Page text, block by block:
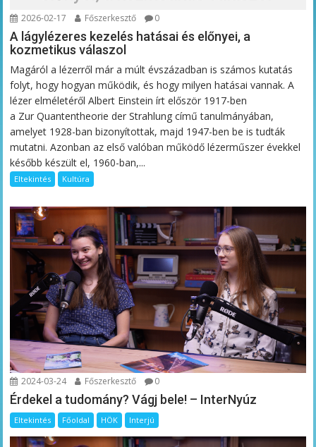
2026-02-17 Főszerkesztő 0
A lágylézeres kezelés hatásai és előnyei, a
kozmetikus válaszol
Magáról a lézerről már a múlt évszázadban is számos kutatás
folyt, hogy hogyan működik, és hogy milyen hatásai vannak. A
lézer elméletéről Albert Einstein írt először 1917-ben
a Zur Quantentheorie der Strahlung című tanulmányában,
amelyet 1928-ban bizonyítottak, majd 1947-ben be is tudták
mutatni. Azonban az első valóban működő lézerműszer évekkel
később készült el, 1960-ban,...
Eltekintés Kultúra
2024-03-24 Főszerkesztő 0
Érdekel a tudomány? Vágj bele! – InterNyúz
Eltekintés Főoldal HÖK Interjú